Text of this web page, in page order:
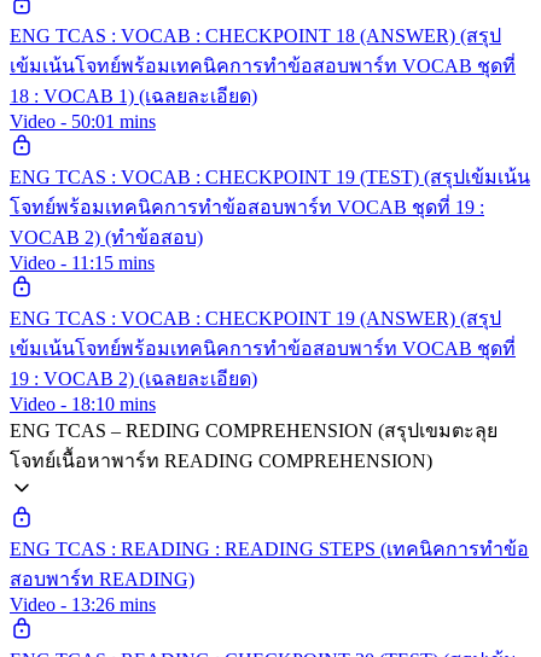
ENG TCAS : VOCAB : CHECKPOINT 18 (ANSWER) (สรุป
เข้มเน้นโจทย์พร้อมเทคนิคการทำข้อสอบพาร์ท VOCAB ชุดที่
18 : VOCAB 1) (เฉลยละเอียด)
Video - 50:01 mins
ENG TCAS : VOCAB : CHECKPOINT 19 (TEST) (สรุปเข้มเน้น
โจทย์พร้อมเทคนิคการทำข้อสอบพาร์ท VOCAB ชุดที่ 19 :
VOCAB 2) (ทำข้อสอบ)
Video - 11:15 mins
ENG TCAS : VOCAB : CHECKPOINT 19 (ANSWER) (สรุป
เข้มเน้นโจทย์พร้อมเทคนิคการทำข้อสอบพาร์ท VOCAB ชุดที่
19 : VOCAB 2) (เฉลยละเอียด)
Video - 18:10 mins
ENG TCAS – REDING COMPREHENSION (สรุปเขมตะลุย
โจทย์เนื้อหาพาร์ท READING COMPREHENSION)
ENG TCAS : READING : READING STEPS (เทคนิคการทำข้อ
สอบพาร์ท READING)
Video - 13:26 mins